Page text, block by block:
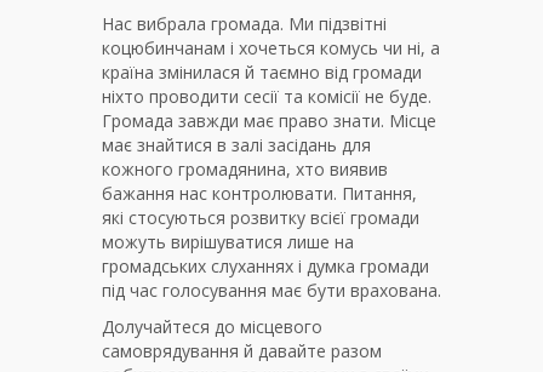
Нас вибрала громада. Ми підзвітні
коцюбинчанам і хочеться комусь чи ні, а
країна змінилася й таємно від громади
ніхто проводити сесії та комісії не буде.
Громада завжди має право знати. Місце
має знайтися в залі засідань для
кожного громадянина, хто виявив
бажання нас контролювати. Питання,
які стосуються розвитку всієї громади
можуть вирішуватися лише на
громадських слуханнях і думка громади
під час голосування має бути врахована.
Долучайтеся до місцевого
самоврядування й давайте разом